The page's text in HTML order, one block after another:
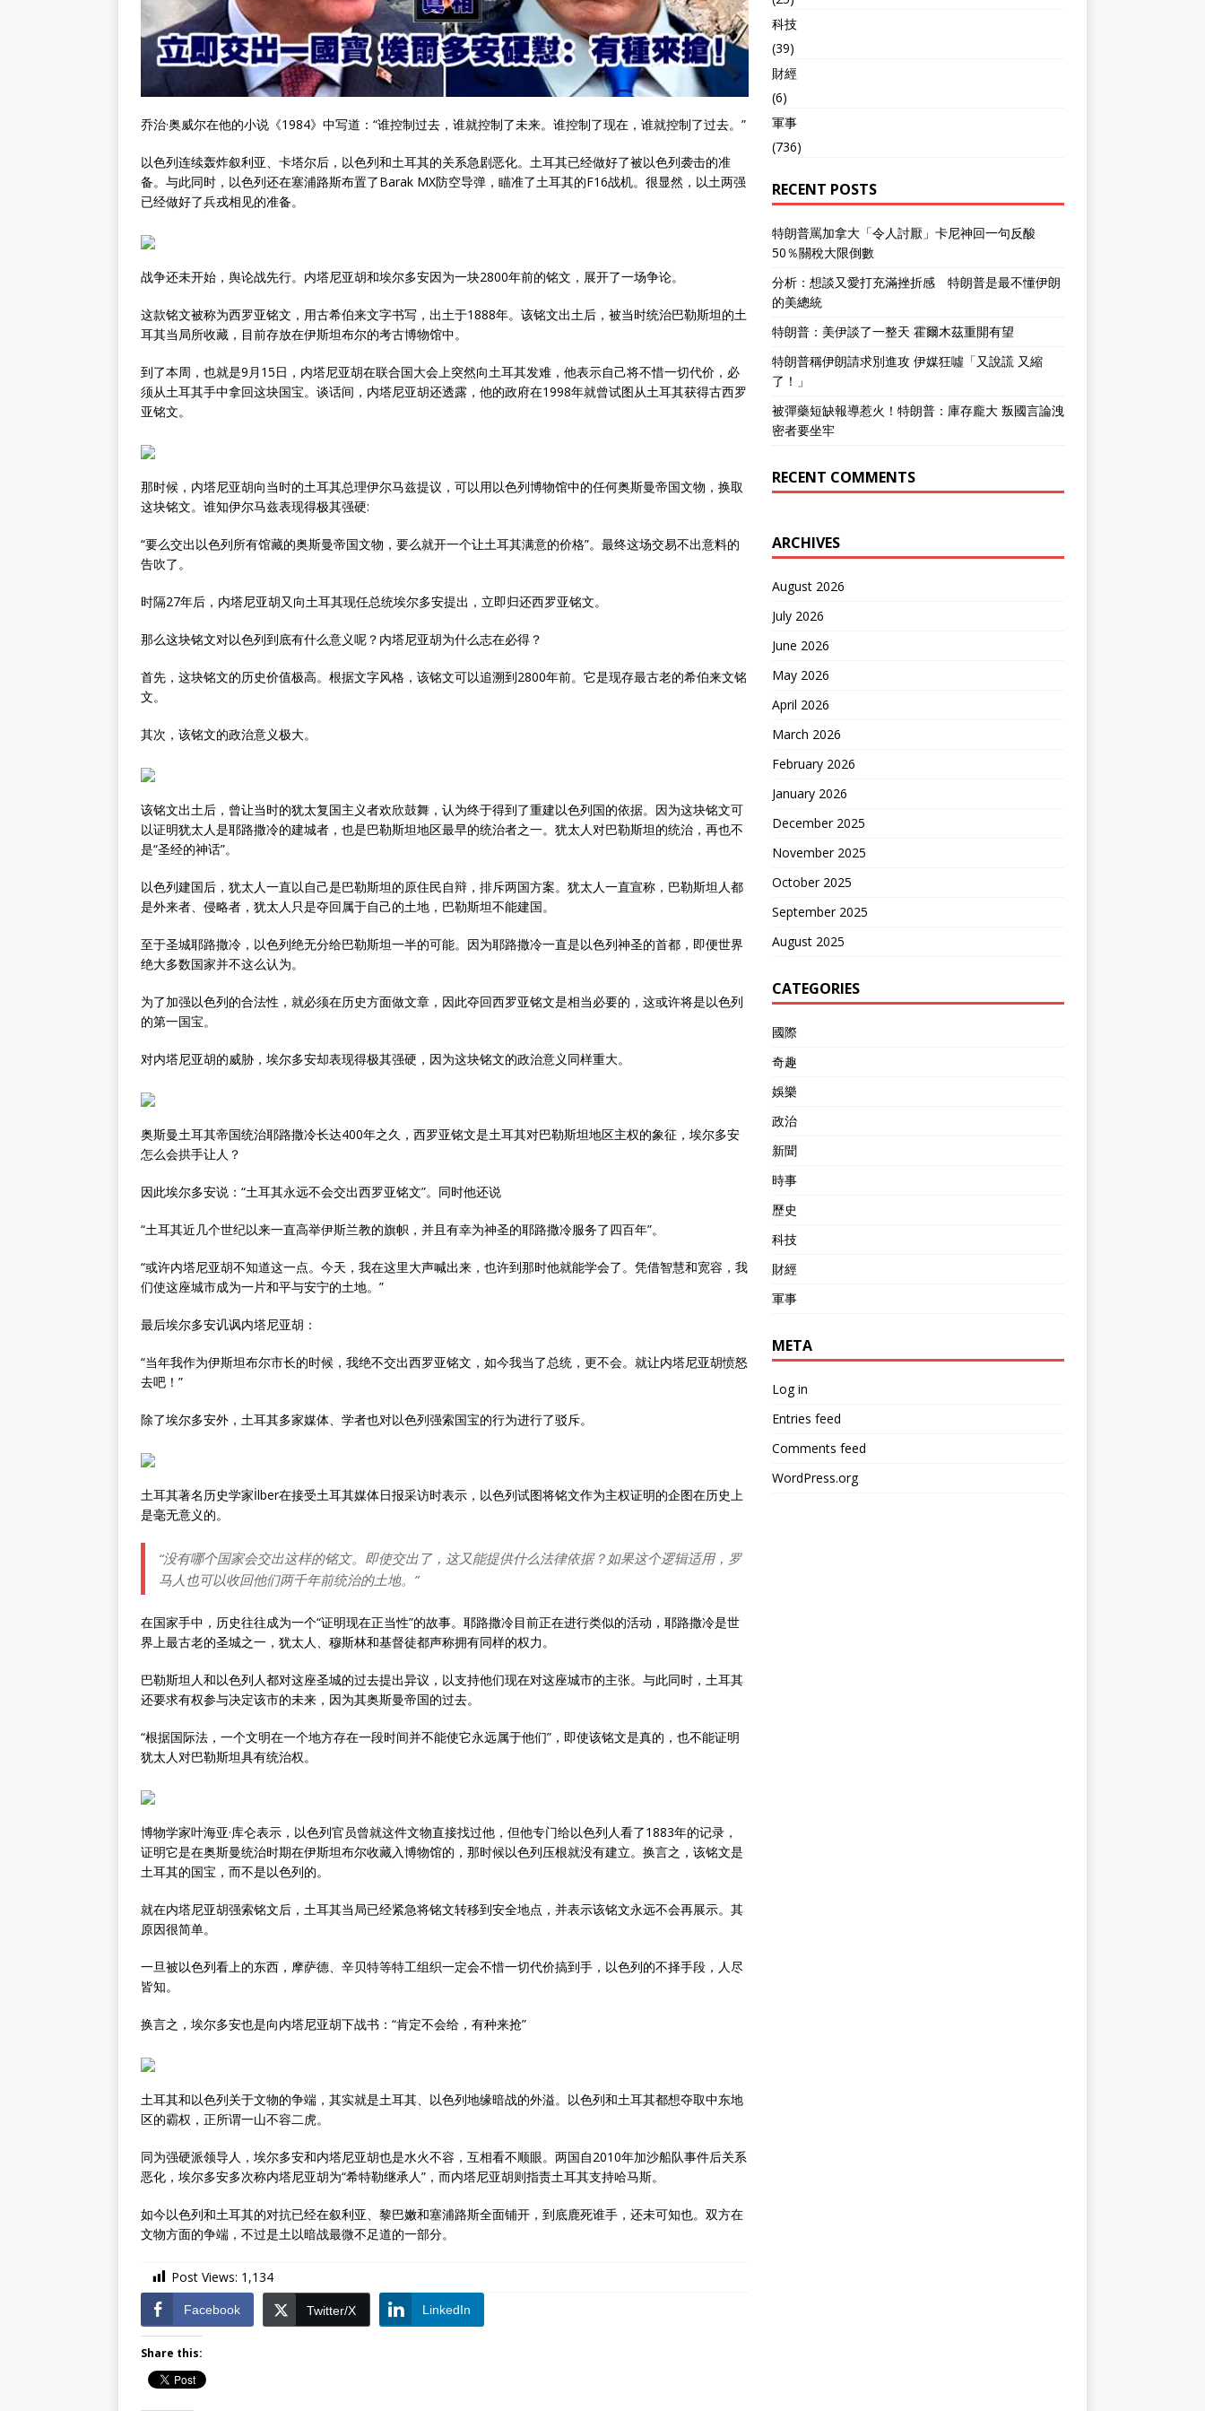
乔治·奥威尔在他的小说《1984》中写道：“谁控制过去，谁就控制了未来。谁控制了现在，谁就控制了过去。”
以色列连续轰炸叙利亚、卡塔尔后，以色列和土耳其的关系急剧恶化。土耳其已经做好了被以色列袭击的准
备。与此同时，以色列还在塞浦路斯布置了Barak MX防空导弹，瞄准了土耳其的F16战机。很显然，以土两强
已经做好了兵戎相见的准备。
战争还未开始，舆论战先行。内塔尼亚胡和埃尔多安因为一块2800年前的铭文，展开了一场争论。
这款铭文被称为西罗亚铭文，用古希伯来文字书写，出土于1888年。该铭文出土后，被当时统治巴勒斯坦的土
耳其当局所收藏，目前存放在伊斯坦布尔的考古博物馆中。
到了本周，也就是9月15日，内塔尼亚胡在联合国大会上突然向土耳其发难，他表示自己将不惜一切代价，必
须从土耳其手中拿回这块国宝。谈话间，内塔尼亚胡还透露，他的政府在1998年就曾试图从土耳其获得古西罗
亚铭文。
那时候，内塔尼亚胡向当时的土耳其总理伊尔马兹提议，可以用以色列博物馆中的任何奥斯曼帝国文物，换取
这块铭文。谁知伊尔马兹表现得极其强硬:
“要么交出以色列所有馆藏的奥斯曼帝国文物，要么就开一个让土耳其满意的价格”。最终这场交易不出意料的
告吹了。
时隔27年后，内塔尼亚胡又向土耳其现任总统埃尔多安提出，立即归还西罗亚铭文。
那么这块铭文对以色列到底有什么意义呢？内塔尼亚胡为什么志在必得？
首先，这块铭文的历史价值极高。根据文字风格，该铭文可以追溯到2800年前。它是现存最古老的希伯来文铭
文。
其次，该铭文的政治意义极大。
该铭文出土后，曾让当时的犹太复国主义者欢欣鼓舞，认为终于得到了重建以色列国的依据。因为这块铭文可
以证明犹太人是耶路撒冷的建城者，也是巴勒斯坦地区最早的统治者之一。犹太人对巴勒斯坦的统治，再也不
是“圣经的神话”。
以色列建国后，犹太人一直以自己是巴勒斯坦的原住民自辩，排斥两国方案。犹太人一直宣称，巴勒斯坦人都
是外来者、侵略者，犹太人只是夺回属于自己的土地，巴勒斯坦不能建国。
至于圣城耶路撒冷，以色列绝无分给巴勒斯坦一半的可能。因为耶路撒冷一直是以色列神圣的首都，即便世界
绝大多数国家并不这么认为。
为了加强以色列的合法性，就必须在历史方面做文章，因此夺回西罗亚铭文是相当必要的，这或许将是以色列
的第一国宝。
对内塔尼亚胡的威胁，埃尔多安却表现得极其强硬，因为这块铭文的政治意义同样重大。
奥斯曼土耳其帝国统治耶路撒冷长达400年之久，西罗亚铭文是土耳其对巴勒斯坦地区主权的象征，埃尔多安
怎么会拱手让人？
因此埃尔多安说：“土耳其永远不会交出西罗亚铭文”。同时他还说
“土耳其近几个世纪以来一直高举伊斯兰教的旗帜，并且有幸为神圣的耶路撒冷服务了四百年”。
“或许内塔尼亚胡不知道这一点。今天，我在这里大声喊出来，也许到那时他就能学会了。凭借智慧和宽容，我
们使这座城市成为一片和平与安宁的土地。”
最后埃尔多安讥讽内塔尼亚胡：
“当年我作为伊斯坦布尔市长的时候，我绝不交出西罗亚铭文，如今我当了总统，更不会。就让内塔尼亚胡愤怒
去吧！”
除了埃尔多安外，土耳其多家媒体、学者也对以色列强索国宝的行为进行了驳斥。
土耳其著名历史学家İlber在接受土耳其媒体日报采访时表示，以色列试图将铭文作为主权证明的企图在历史上
是毫无意义的。
“没有哪个国家会交出这样的铭文。即使交出了，这又能提供什么法律依据？如果这个逻辑适用，罗
马人也可以收回他们两千年前统治的土地。”
在国家手中，历史往往成为一个“证明现在正当性”的故事。耶路撒冷目前正在进行类似的活动，耶路撒冷是世
界上最古老的圣城之一，犹太人、穆斯林和基督徒都声称拥有同样的权力。
巴勒斯坦人和以色列人都对这座圣城的过去提出异议，以支持他们现在对这座城市的主张。与此同时，土耳其
还要求有权参与决定该市的未来，因为其奥斯曼帝国的过去。
“根据国际法，一个文明在一个地方存在一段时间并不能使它永远属于他们”，即使该铭文是真的，也不能证明
犹太人对巴勒斯坦具有统治权。
博物学家叶海亚·库仑表示，以色列官员曾就这件文物直接找过他，但他专门给以色列人看了1883年的记录，
证明它是在奥斯曼统治时期在伊斯坦布尔收藏入博物馆的，那时候以色列压根就没有建立。换言之，该铭文是
土耳其的国宝，而不是以色列的。
就在内塔尼亚胡强索铭文后，土耳其当局已经紧急将铭文转移到安全地点，并表示该铭文永远不会再展示。其
原因很简单。
一旦被以色列看上的东西，摩萨德、辛贝特等特工组织一定会不惜一切代价搞到手，以色列的不择手段，人尽
皆知。
换言之，埃尔多安也是向内塔尼亚胡下战书：“肯定不会给，有种来抢”
土耳其和以色列关于文物的争端，其实就是土耳其、以色列地缘暗战的外溢。以色列和土耳其都想夺取中东地
区的霸权，正所谓一山不容二虎。
同为强硬派领导人，埃尔多安和内塔尼亚胡也是水火不容，互相看不顺眼。两国自2010年加沙船队事件后关系
恶化，埃尔多安多次称内塔尼亚胡为“希特勒继承人”，而内塔尼亚胡则指责土耳其支持哈马斯。
如今以色列和土耳其的对抗已经在叙利亚、黎巴嫩和塞浦路斯全面铺开，到底鹿死谁手，还未可知也。双方在
文物方面的争端，不过是土以暗战最微不足道的一部分。
Post Views: 1,134
Facebook Twitter/X LinkedIn
Share this:
科技
(39)
財經
(6)
軍事
(736)
RECENT POSTS
特朗普罵加拿大「令人討厭」卡尼神回一句反酸
50％關稅大限倒數
分析：想談又愛打充滿挫折感 特朗普是最不懂伊朗
的美總統
特朗普：美伊談了一整天 霍爾木茲重開有望
特朗普稱伊朗請求別進攻 伊媒狂噓「又說謊 又縮
了！」
被彈藥短缺報導惹火！特朗普：庫存龐大 叛國言論洩
密者要坐牢
RECENT COMMENTS
ARCHIVES
August 2026
July 2026
June 2026
May 2026
April 2026
March 2026
February 2026
January 2026
December 2025
November 2025
October 2025
September 2025
August 2025
CATEGORIES
國際
奇趣
娛樂
政治
新聞
時事
歷史
科技
財經
軍事
META
Log in
Entries feed
Comments feed
WordPress.org